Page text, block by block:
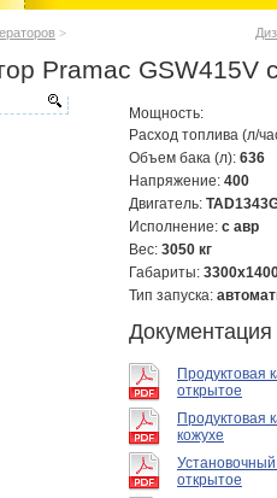
>
Pramac GSW415V
Мощность:
Расход топлива (л/
Объем бака (л): 636
Напряжение: 400
Двигатель:
Исполнение: с авр
Вес: 3050 кг
Габариты:
Тип запуска:
Документация
Продуктовая
открытое
Продуктовая
кожухе
открытое